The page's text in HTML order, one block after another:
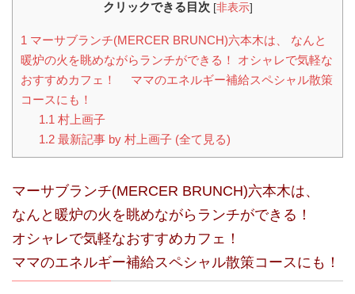
クリックできる目次 [非表示]
1 マーサブランチ(MERCER BRUNCH)六本木は、 なんと
暖炉の火を眺めながらランチができる！ オシャレで気軽な
おすすめカフェ！ ママのエネルギー補給スペシャル散策
コースにも！
1.1 村上画子
1.2最新記事 by 村上画子 (全て見る)
マーサブランチ(MERCER BRUNCH)六本木は、
なんと暖炉の火を眺めながらランチができる！
オシャレで気軽なおすすめカフェ！
ママのエネルギー補給スペシャル散策コースにも！